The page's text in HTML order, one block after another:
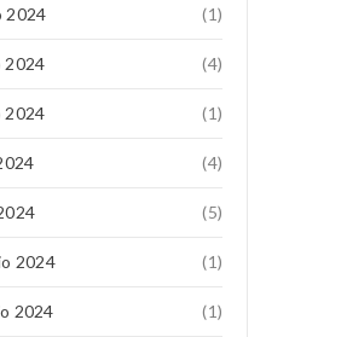
2024 (1)
2024 (4)
2024 (1)
(4)
(5)
2024 (1)
2024 (1)